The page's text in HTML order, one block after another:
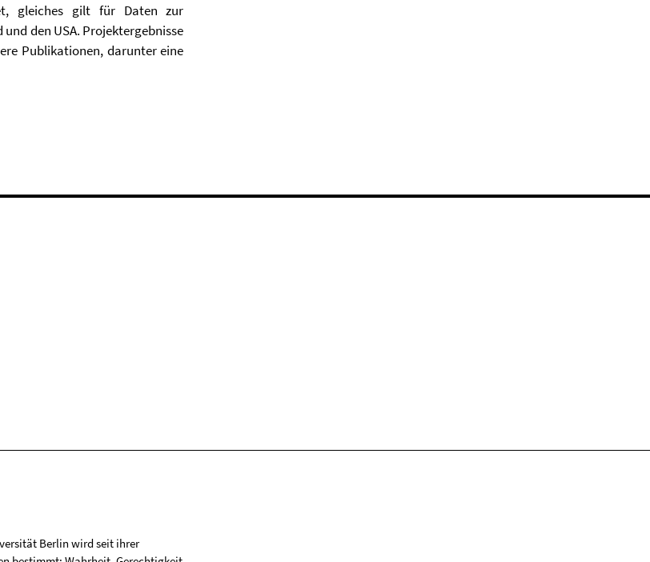
gleiches gilt für Daten zur
den USA. Projektergebnisse
Publikationen, darunter eine
Berlin wird seit ihrer